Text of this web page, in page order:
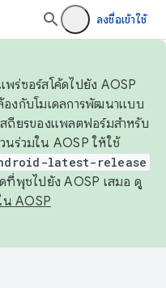
ลงชื่อเข้าใช้
ร่ซอร์สโค้ดไปยัง AOSP
งกับโมเดลการพัฒนาแบบ
ถียรของแพลตฟอร์มสำหรับ
นร่วมใน AOSP ให้ใช้
latest-release
ที่พุชไปยัง AOSP เสมอ ดู
น AOSP